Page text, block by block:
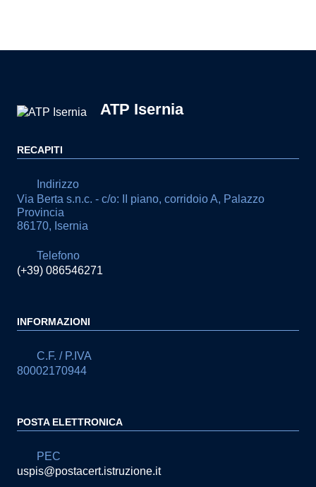
ATP Isernia
RECAPITI
Indirizzo
Via Berta s.n.c. - c/o: II piano, corridoio A, Palazzo
Provincia
86170, Isernia
Telefono
(+39) 086546271
INFORMAZIONI
C.F. / P.IVA
80002170944
POSTA ELETTRONICA
PEC
uspis@postacert.istruzione.it